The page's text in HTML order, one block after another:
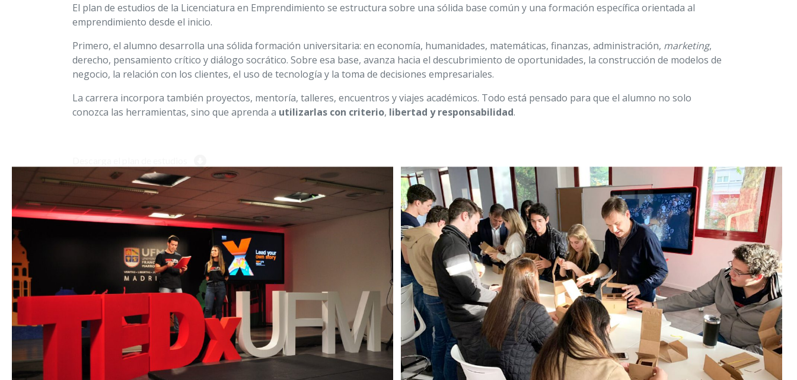
El plan de estudios de la Licenciatura en Emprendimiento se estructura sobre una sólida base común y una formación específica orientada al
emprendimiento desde el inicio.
Primero, el alumno desarrolla una sólida formación universitaria: en economía, humanidades, matemáticas, finanzas, administración, marketing,
derecho, pensamiento crítico y diálogo socrático. Sobre esa base, avanza hacia el descubrimiento de oportunidades, la construcción de modelos de
negocio, la relación con los clientes, el uso de tecnología y la toma de decisiones empresariales.
La carrera incorpora también proyectos, mentoría, talleres, encuentros y viajes académicos. Todo está pensado para que el alumno no solo
conozca las herramientas, sino que aprenda a utilizarlas con criterio, libertad y responsabilidad.